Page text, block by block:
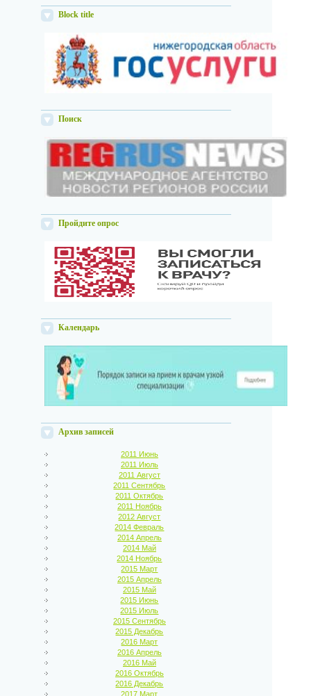
Block title
Поиск
Пройдите опрос
Календарь
Архив записей
2011 Июнь
2011 Июль
2011 Август
2011 Сентябрь
2011 Октябрь
2011 Ноябрь
2012 Август
2014 Февраль
2014 Апрель
2014 Май
2014 Ноябрь
2015 Март
2015 Апрель
2015 Май
2015 Июнь
2015 Июль
2015 Сентябрь
2015 Декабрь
2016 Март
2016 Апрель
2016 Май
2016 Октябрь
2016 Декабрь
2017 Март